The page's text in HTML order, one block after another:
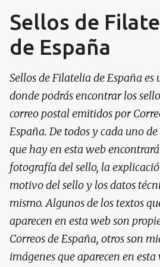
Ir al contenido
Sellos de
de España
Sellos de Filatelia de España es
donde podrás encontrar los
correo postal emitidos por
España. De todos y cada uno de
que hay en esta web
fotografía del sello, la
motivo del sello y los datos
mismo. Algunos de los textos
aparecen en esta web son
Correos de España, otros son
imágenes que aparecen en esta